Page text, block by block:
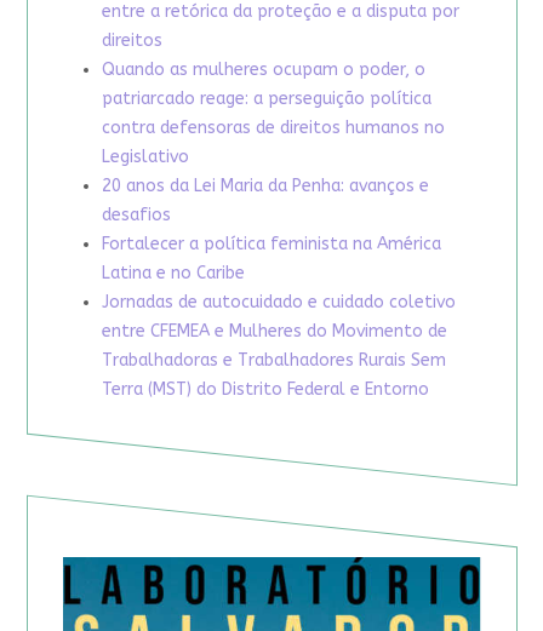
entre a retórica da proteção e a disputa por
direitos
Quando as mulheres ocupam o poder, o
patriarcado reage: a perseguição política
contra defensoras de direitos humanos no
Legislativo
20 anos da Lei Maria da Penha: avanços e
desafios
Fortalecer a política feminista na América
Latina e no Caribe
Jornadas de autocuidado e cuidado coletivo
entre CFEMEA e Mulheres do Movimento de
Trabalhadoras e Trabalhadores Rurais Sem
Terra (MST) do Distrito Federal e Entorno